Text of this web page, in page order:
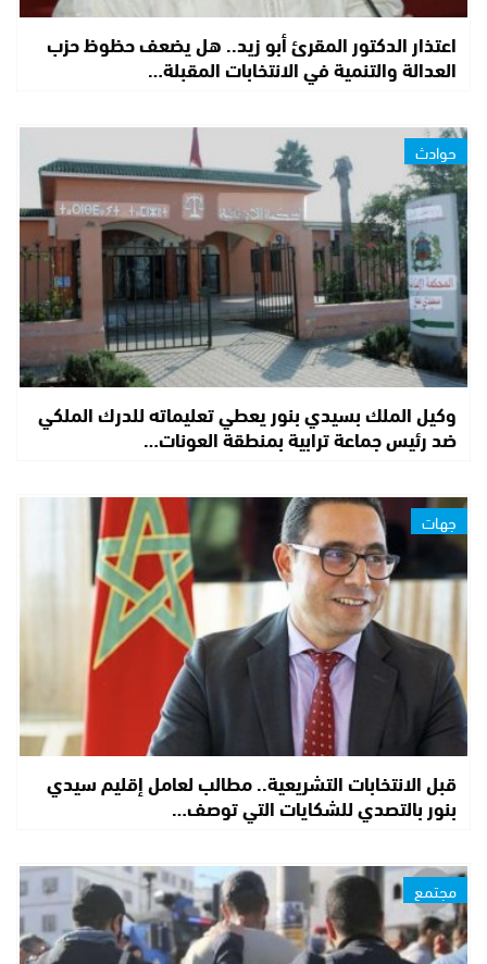
اعتذار الدكتور المقرئ أبو زيد.. هل يضعف حظوظ حزب
العدالة والتنمية في الانتخابات المقبلة…
حوادث
وكيل الملك بسيدي بنور يعطي تعليماته للدرك الملكي
ضد رئيس جماعة ترابية بمنطقة العونات…
جهات
قبل الانتخابات التشريعية.. مطالب لعامل إقليم سيدي
بنور بالتصدي للشكايات التي توصف…
مجتمع